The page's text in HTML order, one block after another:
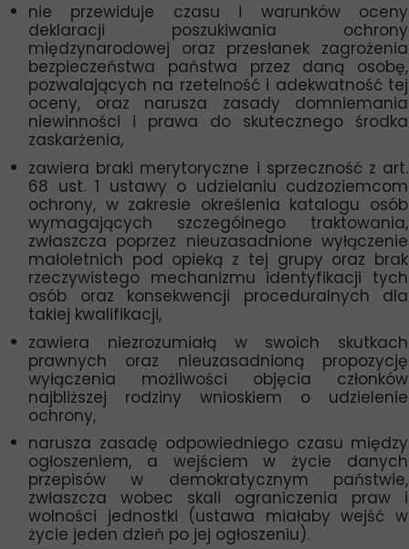
nie przewiduje czasu i warunków oceny
deklaracji poszukiwania ochrony
międzynarodowej oraz przesłanek zagrożenia
bezpieczeństwa państwa przez daną osobę,
pozwalających na rzetelność i adekwatność tej
oceny, oraz narusza zasady domniemania
niewinności i prawa do skutecznego środka
zaskarżenia,
zawiera braki merytoryczne i sprzeczność z art.
68 ust. 1 ustawy o udzielaniu cudzoziemcom
ochrony, w zakresie określenia katalogu osób
wymagających szczególnego traktowania,
zwłaszcza poprzez nieuzasadnione wyłączenie
małoletnich pod opieką z tej grupy oraz brak
rzeczywistego mechanizmu identyfikacji tych
osób oraz konsekwencji proceduralnych dla
takiej kwalifikacji,
zawiera niezrozumiałą w swoich skutkach
prawnych oraz nieuzasadnioną propozycję
wyłączenia możliwości objęcia członków
najbliższej rodziny wnioskiem o udzielenie
ochrony,
narusza zasadę odpowiedniego czasu między
ogłoszeniem, a wejściem w życie danych
przepisów w demokratycznym państwie,
zwłaszcza wobec skali ograniczenia praw i
wolności jednostki (ustawa miałaby wejść w
życie jeden dzień po jej ogłoszeniu).